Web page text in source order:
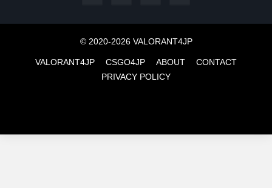
© 2020-2026 VALORANT4JP
VALORANT4JP CSGO4JP ABOUT
CONTACT
PRIVACY POLICY